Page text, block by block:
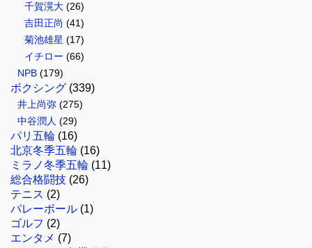
千賀滉大 (26)
吉田正尚 (41)
菊池雄星 (17)
イチロー (66)
NPB (179)
ボクシング (339)
井上尚弥 (275)
中谷潤人 (29)
パリ五輪 (16)
北京冬季五輪 (16)
ミラノ冬季五輪 (11)
総合格闘技 (26)
テニス (2)
バレーボール (1)
ゴルフ (2)
エンタメ (7)